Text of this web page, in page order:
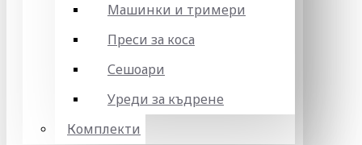
Машинки и тримери
Преси за коса
Сешоари
Уреди за къдрене
Комплекти